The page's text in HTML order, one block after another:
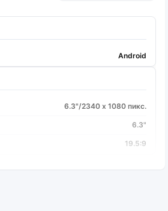
Android
6.3"/2340 х 1080 пикс.
6.3"
19.5:9